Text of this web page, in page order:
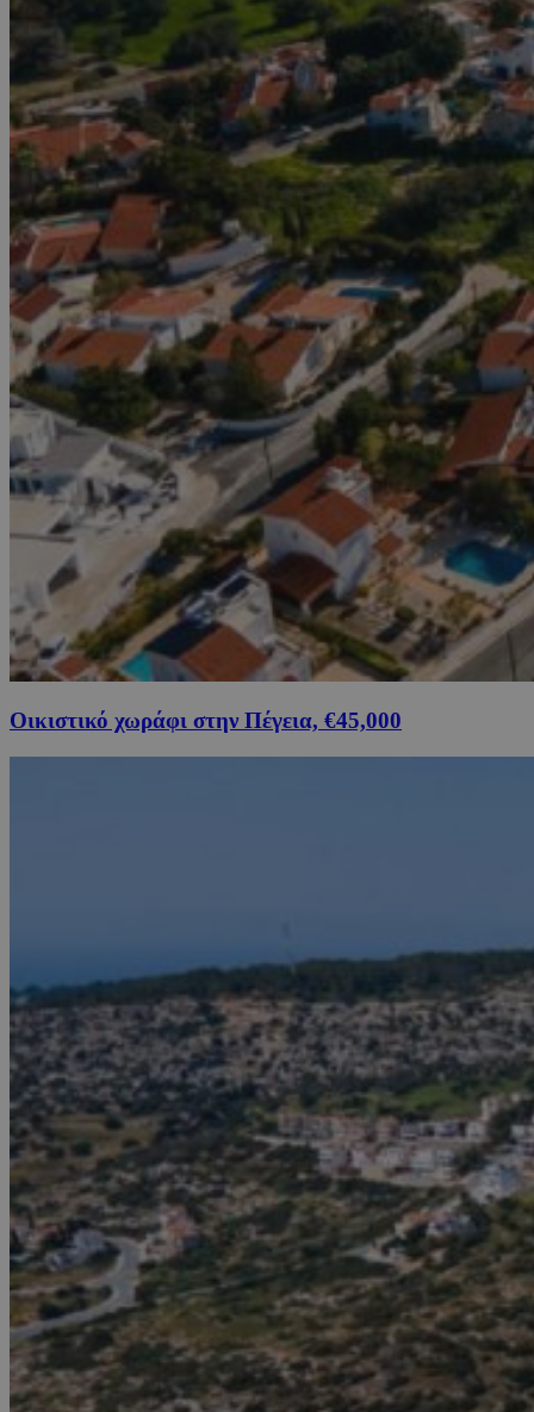
Οικιστικό χωράφι στην Πέγεια, €45,000